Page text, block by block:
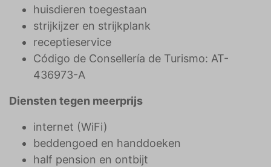
huisdieren toegestaan
strijkijzer en strijkplank
receptieservice
Código de Consellería de Turismo: AT-
436973-A
Diensten tegen meerprijs
internet (WiFi)
beddengoed en handdoeken
half pension en ontbijt